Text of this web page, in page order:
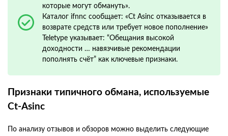
которые могут обмануть».
Каталог ifnnc сообщает: «Ct Asinc отказывается в
возврате средств или требует новое пополнение»
Teletype указывает: “Обещания высокой
доходности … навязчивые рекомендации
пополнять счёт” как ключевые признаки.
Признаки типичного обмана, используемые
Ct‑Asinc
По анализу отзывов и обзоров можно выделить следующие